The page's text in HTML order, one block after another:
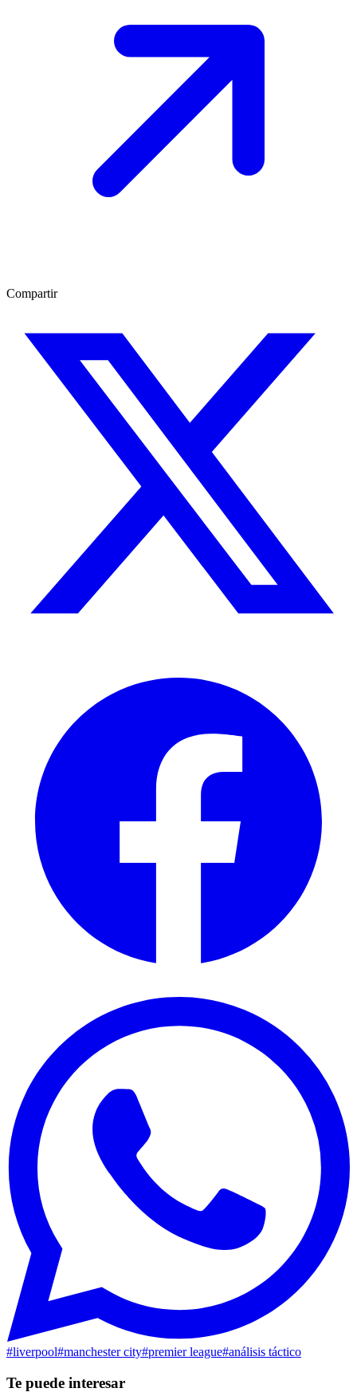
Compartir
#liverpool#manchester city#premier league#análisis táctico
Te puede interesar